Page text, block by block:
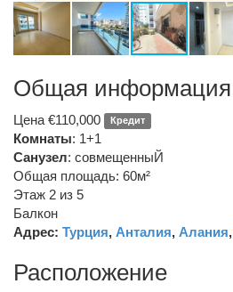
Общая информация
Цена €110,000 Кредит
Комнаты: 1+1
Санузел: совмещенныЙ
Общая площадь: 60м²
Этаж 2 из 5
Балкон
Адрес: Турция, Анталия, Алания,
Расположение